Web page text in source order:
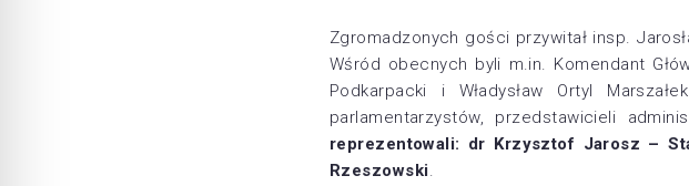
Zgromadzonych gości przywitał insp.
Wśród obecnych byli m.in. Komendant
Podkarpacki i Władysław Ortyl
parlamentarzystów, przedstawicieli
reprezentowali: dr Krzysztof Jarosz –
Rzeszowski.